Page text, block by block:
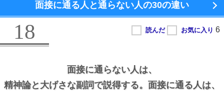
面接に通る人と通らない人の30の違い
18
面接に通らない人は、
精神論と大げさな副詞で説得する。 面接に通る人は、